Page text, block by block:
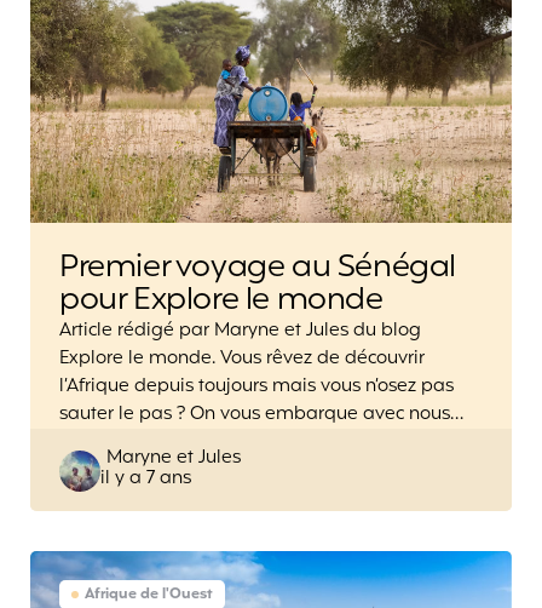
Premier voyage au Sénégal
pour Explore le monde
Article rédigé par Maryne et Jules du blog
Explore le monde. Vous rêvez de découvrir
l’Afrique depuis toujours mais vous n’osez pas
sauter le pas ? On vous embarque avec nous…
Posted
by
Maryne et Jules
il y a 7 ans
Afrique de l'Ouest